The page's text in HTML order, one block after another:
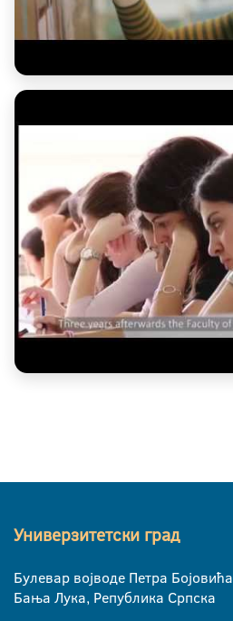
Универзитетски град
Булевар војводе Петра Бојовића
Бања Лука, Република Српска